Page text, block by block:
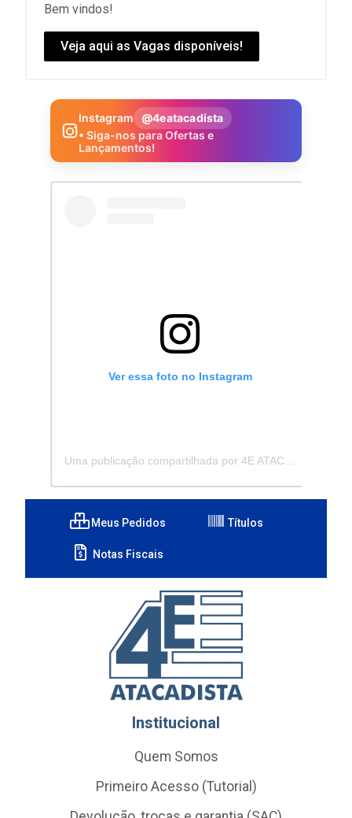
Bem vindos!
Veja aqui as Vagas disponíveis!
Instagram
@4eatacadista
• Siga-nos para Ofertas e
Lançamentos!
Ver essa foto no Instagram
Meus Pedidos Títulos
Notas Fiscais
Institucional
Quem Somos
Primeiro Acesso (Tutorial)